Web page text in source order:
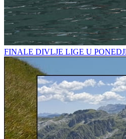
FINALE DIVLJE LIGE U